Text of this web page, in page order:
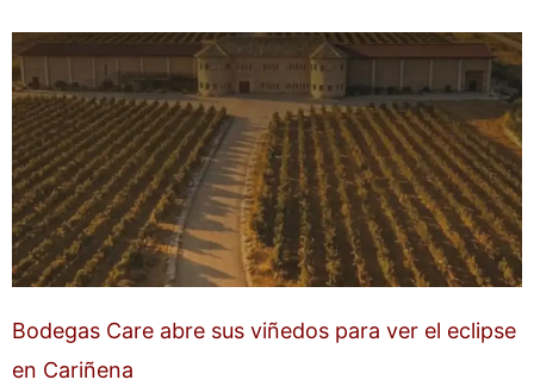
Bodegas Care abre sus viñedos para ver el eclipse
en Cariñena